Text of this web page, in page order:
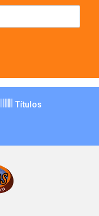
Títulos